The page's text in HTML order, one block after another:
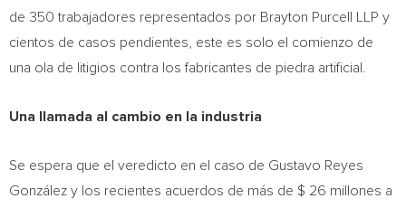
de 350 trabajadores representados por Brayton Purcell LLP y
cientos de casos pendientes, este es solo el comienzo de
una ola de litigios contra los fabricantes de piedra artificial.
Una llamada al cambio en la industria
Se espera que el veredicto en el caso de Gustavo Reyes
González y los recientes acuerdos de más de $ 26 millones a